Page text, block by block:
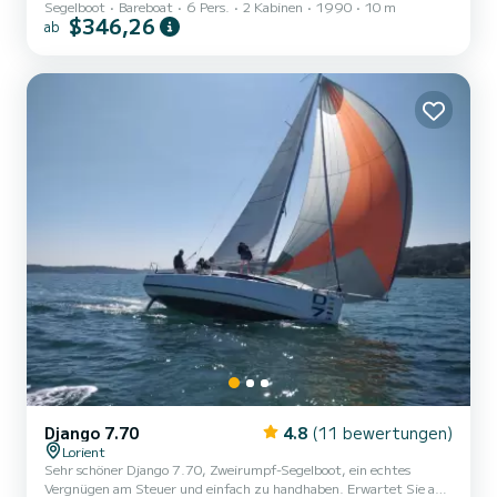
außergewöhnliche Leistung vereint. Hauptmerkmale: - Kapazität:
Bis zu 6 Personen - 2 Doppelkabinen + umwandelbares
Doppelwaschbecken, komplettes Geschirr und Küchenutensilien -...
Segelboot Bareboat 6 Pers. 2 Kabinen 1990 10 m
ab $346,26
Django 7.70 4.8 (11 bewertungen)
Lorient
Sehr schöner Django 7.70, Zweirumpf-Segelboot, ein echtes
Vergnügen am Steuer und einfach zu handhaben. Erwartet Sie am